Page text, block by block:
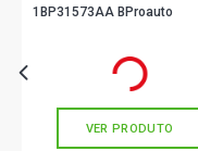
1BP31573AA BProauto
em até 5x de
VER PRODUTO